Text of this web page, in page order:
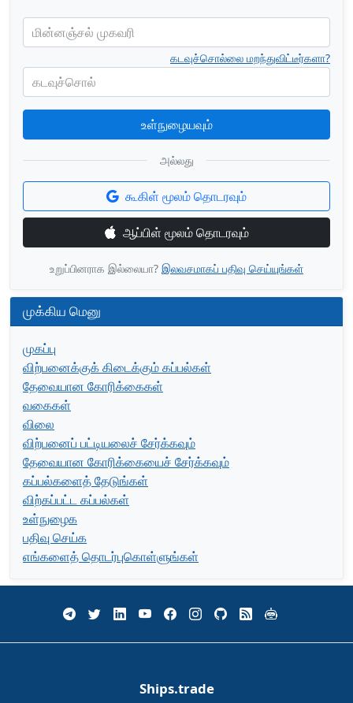
மின்னஞ்சல் முகவரி
கடவுச்சொல்
கடவுச்சொல்லை மறந்துவிட்டீர்களா?
உள்நுழையவும்
அல்லது
கூகிள் மூலம் தொடரவும்
ஆப்பிள் மூலம் தொடரவும்
உறுப்பினராக இல்லையா? இலவசமாகப் பதிவு செய்யுங்கள்
முக்கிய மெனு
முகப்பு
விற்பனைக்குக் கிடைக்கும் கப்பல்கள்
தேவையான கோரிக்கைகள்
வகைகள்
விலை
விற்பனைப் பட்டியலைச் சேர்க்கவும்
தேவையான கோரிக்கையைச் சேர்க்கவும்
கப்பல்களைத் தேடுங்கள்
விற்கப்பட்ட கப்பல்கள்
உள்நுழைக
பதிவு செய்க
எங்களைத் தொடர்புகொள்ளுங்கள்
Ships.trade